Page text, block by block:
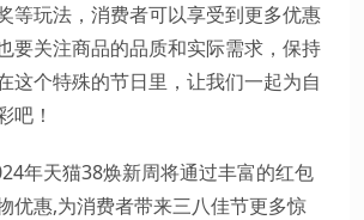
等玩法，消费者可以享受到更多优惠
要关注商品的品质和实际需求，保持
这个特殊的节日里，让我们一起为自
吧！
年天猫38焕新周将通过丰富的红包
优惠,为消费者带来三八佳节更多惊